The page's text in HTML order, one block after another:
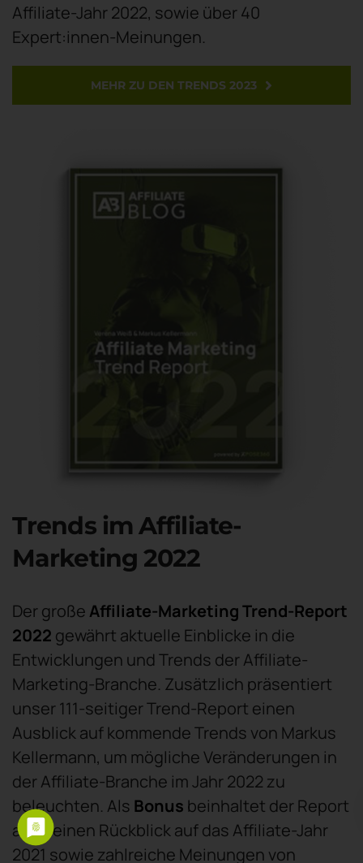
Affiliate-Jahr 2022, sowie über 40
Expert:innen-Meinungen.
MEHR ZU DEN TRENDS 2023
Trends im Affiliate-
Marketing 2022
Der große Affiliate-Marketing Trend-Report
2022 gewährt aktuelle Einblicke in die
Entwicklungen und Trends der Affiliate-
Marketing-Branche. Zusätzlich präsentiert
unser 111-seitiger Trend-Report einen
Ausblick auf kommende Trends von Markus
Kellermann, um mögliche Veränderungen in
der Affiliate-Branche im Jahr 2022 zu
beleuchten. Als Bonus beinhaltet der Report
auch einen Rückblick auf das Affiliate-Jahr
2021 sowie zahlreiche Meinungen von